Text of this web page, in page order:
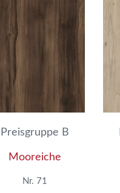
Preisgruppe B
Mooreiche
Nr. 71